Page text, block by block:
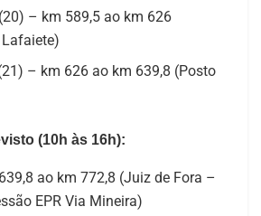
– km 589,5 ao km 626
– km 626 ao km 639,8 (Posto
(10h às 16h):
ao km 772,8 (Juiz de Fora –
EPR Via Mineira)